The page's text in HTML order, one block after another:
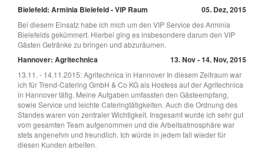
Bielefeld: Arminia Bielefeld - VIP Raum 05. Dez, 2015
Bei diesem Einsatz habe ich mich um den VIP Service des Arminia
Bielefelds gekümmert. Hierbei ging es insbesondere darum den VIP
Gästen Getränke zu bringen und abzuräumen.
Hannover: Agritechnica 13. Nov - 14. Nov, 2015
13.11. - 14.11.2015: Agritechnica in Hannover In diesem Zeitraum war
ich für Trend-Catering GmbH & Co KG als Hostess auf der Agritechnica
in Hannover tätig. Meine Aufgaben umfassten den Gästeempfang,
sowie Service und leichte Cateringtätigkeiten. Auch die Ordnung des
Standes waren von zentraler Wichtigkeit. Insgesamt wurde ich sehr gut
vom gesamten Team aufgenommen und die Arbeitsatmosphäre war
stets angenehm und freundlich. Ich würde in jedem fall wieder für
diesen Kunden arbeiten.